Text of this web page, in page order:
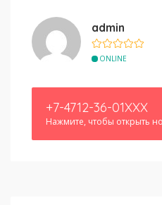
admin
ONLINE
+7-4712-36-01XXX
Нажмите, чтобы открыть